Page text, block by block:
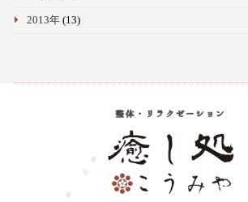
2013年(13)